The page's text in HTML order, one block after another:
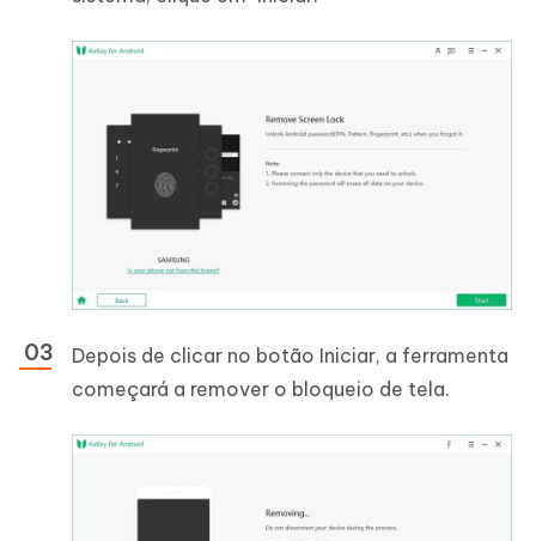
Depois de clicar no botão Iniciar, a ferramenta
começará a remover o bloqueio de tela.